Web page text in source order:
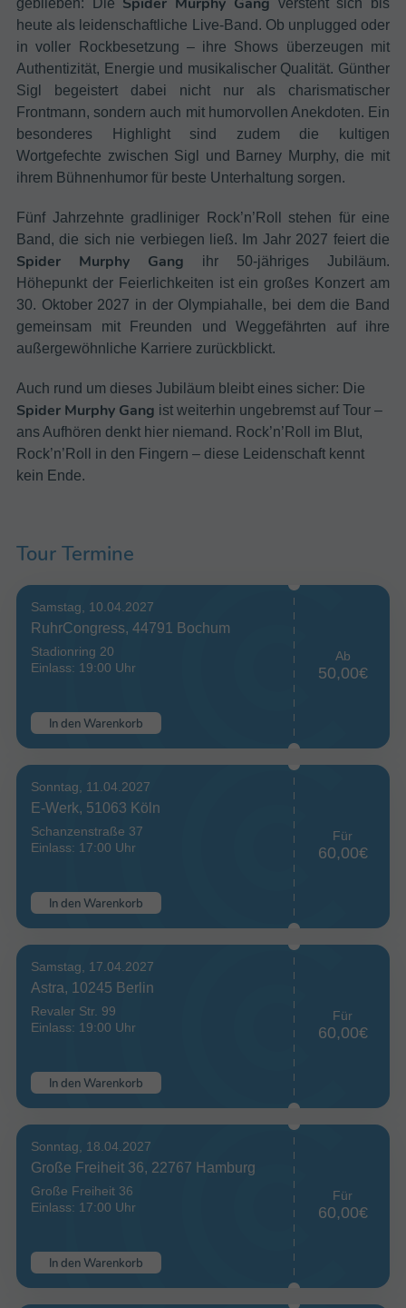
geblieben: Die
versteht sich bis
heute als leidenschaftliche Live-Band. Ob unplugged oder
in voller Rockbesetzung – ihre Shows überzeugen mit
Authentizität, Energie und musikalischer Qualität. Günther
Sigl begeistert dabei nicht nur als charismatischer
Frontmann, sondern auch mit humorvollen Anekdoten. Ein
besonderes Highlight sind zudem die kultigen
Wortgefechte zwischen Sigl und Barney Murphy, die mit
ihrem Bühnenhumor für beste Unterhaltung sorgen.
Fünf Jahrzehnte gradliniger Rock’n’Roll stehen für eine
Band, die sich nie verbiegen ließ. Im Jahr 2027 feiert die
Spider Murphy Gang ihr 50-jähriges Jubiläum.
Höhepunkt der Feierlichkeiten ist ein großes Konzert am
30. Oktober 2027 in der Olympiahalle, bei dem die Band
gemeinsam mit Freunden und Weggefährten auf ihre
außergewöhnliche Karriere zurückblickt.
Auch rund um dieses Jubiläum bleibt eines sicher: Die
Spider Murphy Gang ist weiterhin ungebremst auf Tour –
ans Aufhören denkt hier niemand. Rock’n’Roll im Blut,
Rock’n’Roll in den Fingern – diese Leidenschaft kennt
kein Ende.
Tour Termine
Samstag, 10.04.2027
RuhrCongress, 44791 Bochum
Stadionring 20
Einlass: 19:00 Uhr
In den Warenkorb
Ab
50,00€
Sonntag, 11.04.2027
E-Werk, 51063 Köln
Schanzenstraße 37
Einlass: 17:00 Uhr
In den Warenkorb
Für
60,00€
Samstag, 17.04.2027
Astra, 10245 Berlin
Revaler Str. 99
Einlass: 19:00 Uhr
In den Warenkorb
Für
60,00€
Sonntag, 18.04.2027
Große Freiheit 36, 22767 Hamburg
Große Freiheit 36
Einlass: 17:00 Uhr
In den Warenkorb
Für
60,00€